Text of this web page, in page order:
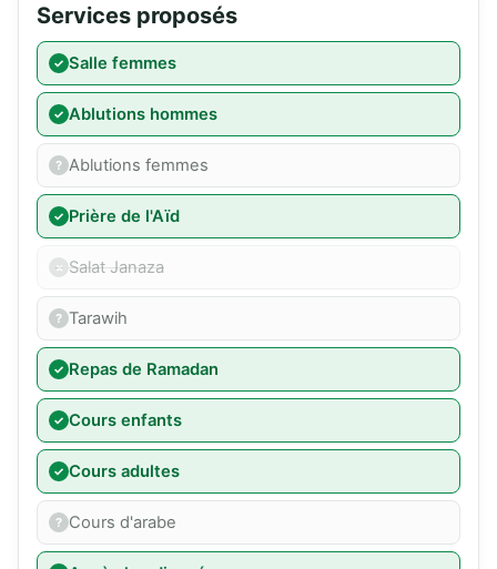
Services proposés
Salle femmes
Ablutions hommes
Ablutions femmes
Prière de l'Aïd
Salat Janaza
Tarawih
Repas de Ramadan
Cours enfants
Cours adultes
Cours d'arabe